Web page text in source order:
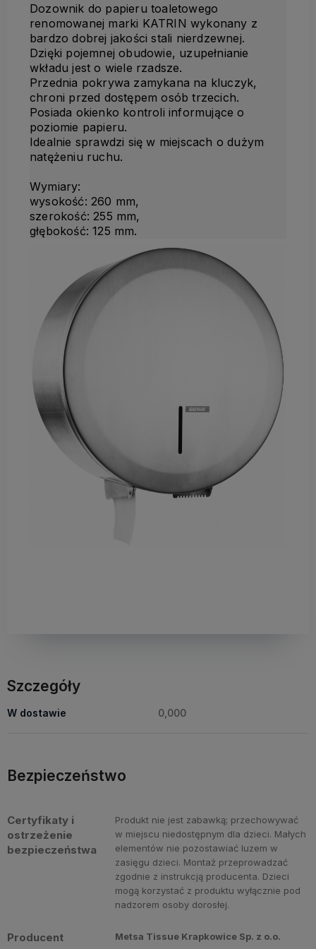
Dozownik do papieru toaletowego
renomowanej marki KATRIN wykonany z
bardzo dobrej jakości stali nierdzewnej.
Dzięki pojemnej obudowie, uzupełnianie
wkładu jest o wiele rzadsze.
Przednia pokrywa zamykana na kluczyk,
chroni przed dostępem osób trzecich.
Posiada okienko kontroli informujące o
poziomie papieru.
Idealnie sprawdzi się w miejscach o dużym
natężeniu ruchu.
Wymiary:
wysokość: 260 mm,
szerokość: 255 mm,
głębokość: 125 mm.
Szczegóły
W dostawie 0,000
Bezpieczeństwo
Certyfikaty i
ostrzeżenie
bezpieczeństwa
Produkt nie jest zabawką; przechowywać
w miejscu niedostępnym dla dzieci. Małych
elementów nie pozostawiać luzem w
zasięgu dzieci. Montaż przeprowadzać
zgodnie z instrukcją producenta. Dzieci
mogą korzystać z produktu wyłącznie pod
nadzorem osoby dorosłej.
Producent
Metsa Tissue Krapkowice Sp. z o.o.